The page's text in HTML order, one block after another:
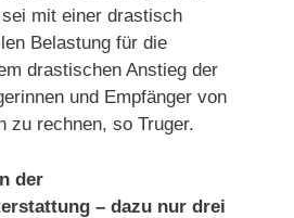
mit einer drastisch
Belastung für die
drastischen Anstieg der
und Empfänger von
zu rechnen, so Truger.
der
– dazu nur drei